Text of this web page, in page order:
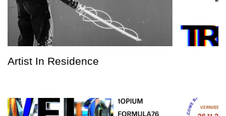
Artist In Residence